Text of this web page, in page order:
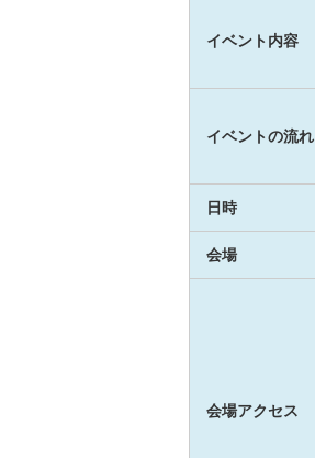
イベント内容
イベントの流れ
日時
会場
会場アクセス